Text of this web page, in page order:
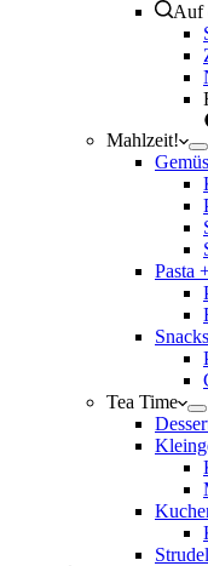
Auf
Mahlzeit!
Pasta
Snacks
Tea Time
Strudel